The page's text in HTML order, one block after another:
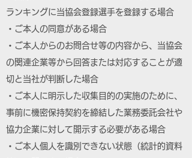
ランキングに当協会登録選手を登録する場合
・ご本人の同意がある場合
・ご本人からのお問合せ等の内容から、当協会
の関連企業等から回答または対応することが適
切と当社が判断した場合
・ご本人に明示した収集目的の実施のために、
事前に機密保持契約を締結した業務委託会社や
協力企業に対して開示する必要がある場合
・ご本人個人を識別できない状態（統計的資料